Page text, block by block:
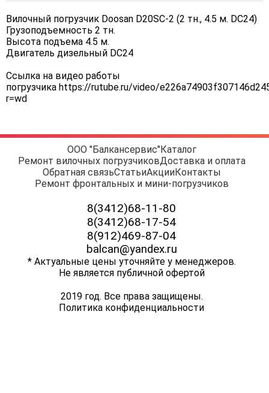
Вилочный погрузчик Doosan D20SC-2 (2 тн., 4.5 м. DC24)
Грузоподъемность 2 тн.
Высота подъема 4.5 м.
Двигатель дизельный DC24
Ссылка на видео работы
погрузчика https://rutube.ru/video/
r=wd
ООО "Балкансервис"Каталог
Ремонт вилочных погрузчиковДоставка и оплата
Обратная связьСтатьиАкцииКонтакты
Ремонт фронтальных и мини-погрузчиков
* Актуальные цены уточняйте у менеджеров.
Не является публичной офертой
8(3412)68-11-80
8(3412)68-17-54
8(912)469-87-04
balcan@yandex.ru
2019 год. Все права защищены.
Политика конфиденциальности